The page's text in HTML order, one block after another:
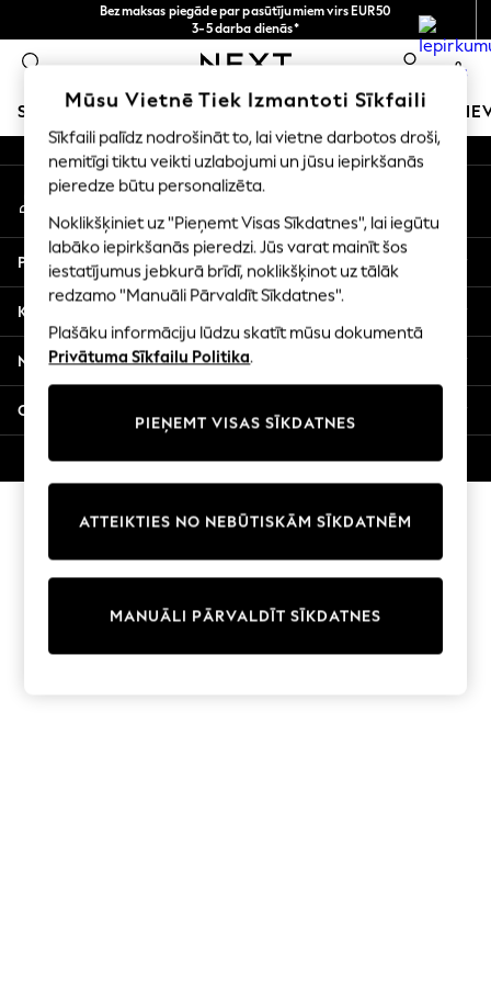
Bezmaksas piegāde par pasūtījumiem virs EUR50
3-5 darba dienās*
Tagad jūs varat
iepirkties latviešu valodā!
0
SKOLAS APĢĒRBS MEITENES ZĒNI MAZULIS
SCHOOLWEAR
All Boys Schoolwear
Shoes
Trousers
Shorts
Shirts
Polo Shirts
Sweatshirts & Jumpers
Multipacks
All Boys Sport & Swimwear
Swimwear
Tops
Joggers
An error occurred on client
Mūsu sociālie tīkli
Mans konts
Pierakstieties savā kontā
Palīdzība
Konfidencialitāte un juridiskā informācija
Nodaļas
Citi pakalpojumi
© 2026 Next Germany GmbH. Visas tiesības aizsargātas.
Mūsu Vietnē Tiek Izmantoti Sīkfaili
Sīkfaili palīdz nodrošināt to, lai vietne darbotos droši,
nemitīgi tiktu veikti uzlabojumi un jūsu iepirkšanās
pieredze būtu personalizēta.
Noklikšķiniet uz "Pieņemt Visas Sīkdatnes", lai iegūtu
labāko iepirkšanās pieredzi. Jūs varat mainīt šos
iestatījumus jebkurā brīdī, noklikšķinot uz tālāk
redzamo "Manuāli Pārvaldīt Sīkdatnes".
Plašāku informāciju lūdzu skatīt mūsu dokumentā
Privātuma Sīkfailu Politika.
PIEŅEMT VISAS SĪKDATNES
MANUĀLI PĀRVALDĪT SĪKDATNES
ATTEIKTIES NO NEBŪTISKĀM SĪKDATNĒM